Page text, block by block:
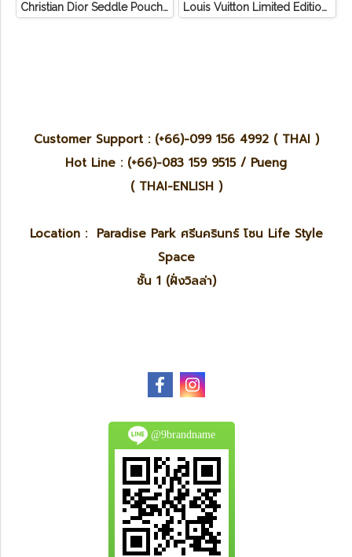
Christian Dior Seddle Pouch Accessory Hand Bag Louis Vuitton Limited Edition Monogram Canvas Sofia Coppola SC Bag
Customer Support : (+66)-099 156 4992 ( THAI )
Hot Line : (+66)-083 159 9515 / Pueng
( THAI-ENLISH )
Location : Paradise Park ศรีนครินทร์ โซน Life Style
Space
ชั้น 1 (ฝั่งวิลล่า)
@9brandname